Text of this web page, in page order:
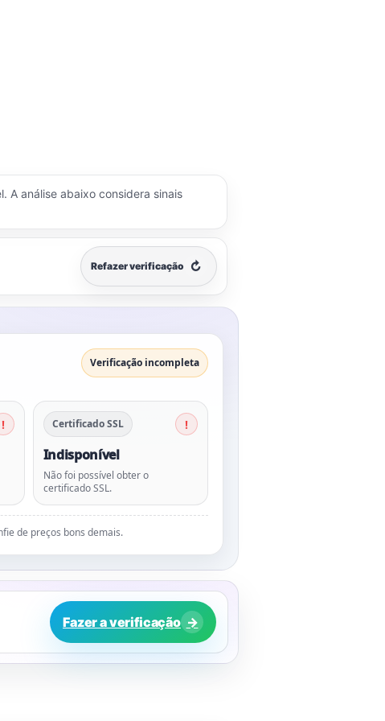
A análise abaixo considera sinais
Refazer verificação ↻
Verificação incompleta
Certificado SSL
Indisponível
Não foi possível obter o
certificado SSL.
de preços bons demais.
Fazer a verificação →